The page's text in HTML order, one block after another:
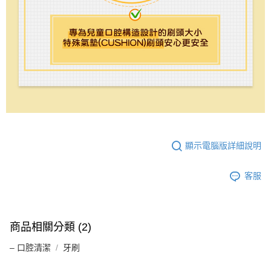
顯示電腦版詳細說明
客服
商品相關分類 (2)
– 口腔清潔 牙刷